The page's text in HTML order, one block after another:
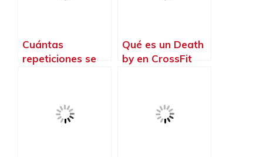
Cuántas
repeticiones se
Qué es un Death
by en CrossFit